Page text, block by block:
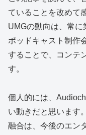
ていることを改めて
UMGの動向は、常に
ポッドキャスト制作
することで、コンテ
す。
個人的には、
い動きだと思います
融合は、今後のエン